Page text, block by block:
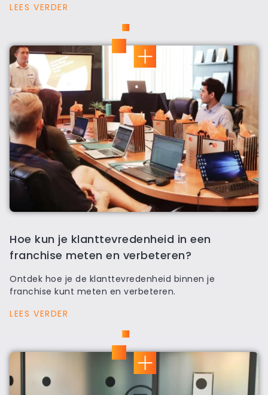
LEES VERDER
Hoe kun je klanttevredenheid in een
franchise meten en verbeteren?
Ontdek hoe je de klanttevredenheid binnen je
franchise kunt meten en verbeteren.
LEES VERDER